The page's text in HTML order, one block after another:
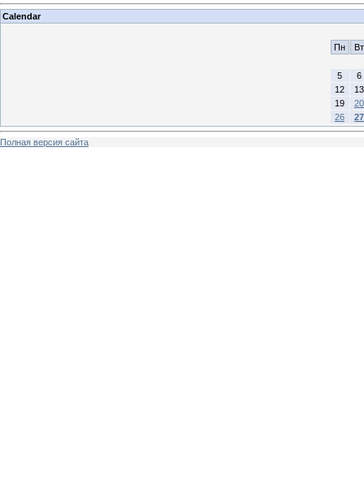
Calendar
Пн Вт
5
6
12
13
19
20
26
27
Полная версия сайта